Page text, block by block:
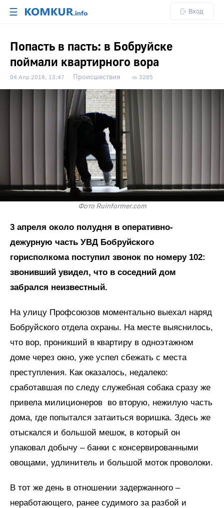
☰ Вход
Попасть в пасть: в Бобруйске
поймали квартирного вора
04 Апр 2018, 13:47 Происшествия 3285
Фото Ruinformer.com
3 апреля около полудня в оперативно-
дежурную часть УВД Бобруйского
горисполкома поступил звонок по номеру 102:
звонивший увидел, что в соседний дом
забрался неизвестный.
На улицу Профсоюзов моментально выехал наряд
Бобруйского отдела охраны. На месте выяснилось,
что вор, проникший в квартиру в одноэтажном
доме через окно, уже успел сбежать с места
преступления. Как оказалось, недалеко:
сработавшая по следу служебная собака сразу же
привела милиционеров во вторую, нежилую часть
дома, где попытался затаиться воришка. Здесь же
отыскался и большой мешок, в который он
упаковал добычу – банки с консервированными
овощами, удлинитель и большой моток проволоки.
В тот же день в отношении задержанного –
неработающего, ранее судимого за разбой и